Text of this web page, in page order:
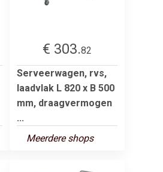
€ 303.82
Serveerwagen, rvs,
laadvlak L 820 x B 500
mm, draagvermogen
...
Meerdere shops